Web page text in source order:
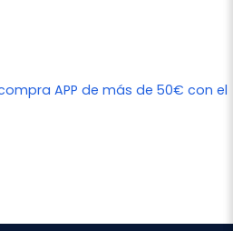
APP de más de 50€ con el